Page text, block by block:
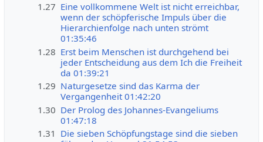
1.27 Eine vollkommene Welt ist nicht erreichbar,
wenn der schöpferische Impuls über die
Hierarchienfolge nach unten strömt
01:35:46
1.28 Erst beim Menschen ist durchgehend bei
jeder Entscheidung aus dem Ich die Freiheit
da 01:39:21
1.29 Naturgesetze sind das Karma der
Vergangenheit 01:42:20
1.30 Der Prolog des Johannes-Evangeliums
01:47:18
1.31 Die sieben Schöpfungstage sind die sieben